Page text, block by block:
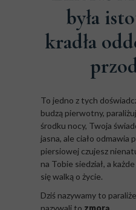
była
kradła
To jedno z tych
budzą pierwotny,
środku nocy, Twoja
jasna, ale ciało odmawia
piersiowej czujesz
na Tobie siedział, a
się walką o życie.
Dziś nazywamy to
nazywali to zmorą.